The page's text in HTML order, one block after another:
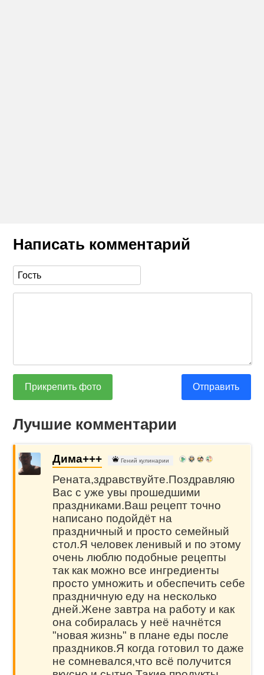
Написать комментарий
Прикрепить фото Отправить
Лучшие комментарии
Дима+++ Гений кулинарии
Рената,здравствуйте.Поздравляю
Вас с уже увы прошедшими
праздниками.Ваш рецепт точно
написано подойдёт на
праздничный и просто семейный
стол.Я человек ленивый и по этому
очень люблю подобные рецепты
так как можно все ингредиенты
просто умножить и обеспечить себе
праздничную еду на несколько
дней.Жене завтра на работу и как
она собиралась у неё начнётся
"новая жизнь" в плане еды после
праздников.Я когда готовил то даже
не сомневался,что всё получится